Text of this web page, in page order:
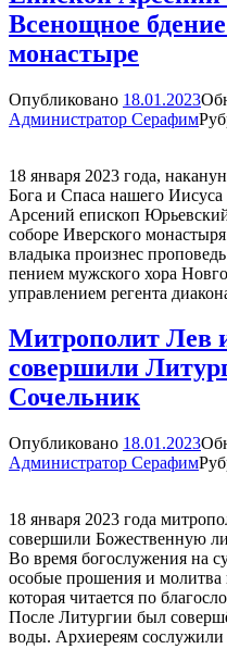
Всенощное
монастыре
Опубликовано 18.01.2023
Администратор Серафим
18 января 2023 года,
Бога и Спаса нашего
Арсений епископ
соборе Иверского
владыка произнес
пением мужского хора
управлением регента
Митрополит Лев
совершили
Сочельник
Опубликовано 18.01.2023
Администратор Серафим
18 января 2023 года
совершили Божественную
Во время богослужения на
особые прошения и молитва
которая читается по
После Литургии был
воды. Архиереям сослужили